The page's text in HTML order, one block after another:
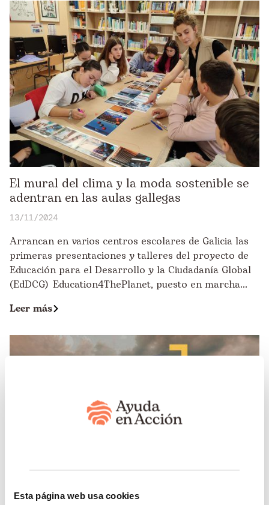
Esta página web usa cookies
El mural del clima y la moda sostenible se
adentran en las aulas gallegas
13/11/2024
Arrancan en varios centros escolares de Galicia las
primeras presentaciones y talleres del proyecto de
Educación para el Desarrollo y la Ciudadanía Global
(EdDCG) Education4ThePlanet, puesto en marcha...
Leer más